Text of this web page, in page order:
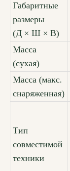
Габаритные
размеры
(Д × Ш × В)
Масса
(сухая)
Масса (макс.
снаряженная)
Тип
совместимой
техники